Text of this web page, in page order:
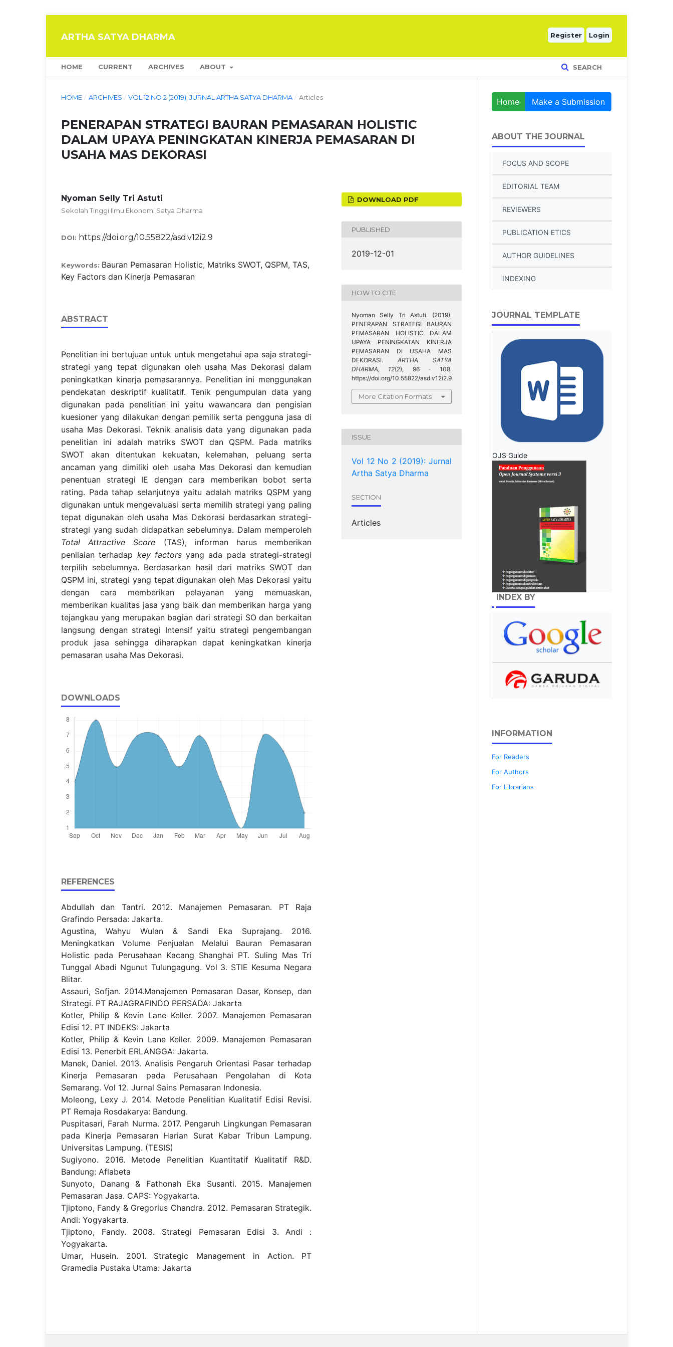
ARTHA SATYA DHARMA
HOME CURRENT ARCHIVES ABOUT SEARCH
Register Login
HOME / ARCHIVES / VOL 12 NO 2 (2019): JURNAL ARTHA SATYA DHARMA / Articles
PENERAPAN STRATEGI BAURAN PEMASARAN HOLISTIC
DALAM UPAYA PENINGKATAN KINERJA PEMASARAN DI
USAHA MAS DEKORASI
Nyoman Selly Tri Astuti
Sekolah Tinggi Ilmu Ekonomi Satya Dharma
DOI: https://doi.org/10.55822/asd.v12i2.9
Keywords: Bauran Pemasaran Holistic, Matriks SWOT, QSPM, TAS,
Key Factors dan Kinerja Pemasaran
ABSTRACT
Penelitian ini bertujuan untuk untuk mengetahui apa saja strategi-
strategi yang tepat digunakan oleh usaha Mas Dekorasi dalam
peningkatkan kinerja pemasarannya. Penelitian ini menggunakan
pendekatan deskriptif kualitatif. Tenik pengumpulan data yang
digunakan pada penelitian ini yaitu wawancara dan pengisian
kuesioner yang dilakukan dengan pemilik serta pengguna jasa di
usaha Mas Dekorasi. Teknik analisis data yang digunakan pada
penelitian ini adalah matriks SWOT dan QSPM. Pada matriks
SWOT akan ditentukan kekuatan, kelemahan, peluang serta
ancaman yang dimiliki oleh usaha Mas Dekorasi dan kemudian
penentuan strategi IE dengan cara memberikan bobot serta
rating. Pada tahap selanjutnya yaitu adalah matriks QSPM yang
digunakan untuk mengevaluasi serta memilih strategi yang paling
tepat digunakan oleh usaha Mas Dekorasi berdasarkan strategi-
strategi yang sudah didapatkan sebelumnya. Dalam memperoleh
Total Attractive Score (TAS), informan harus memberikan
penilaian terhadap key factorsyang ada pada strategi-strategi
terpilih sebelumnya. Berdasarkan hasil dari matriks SWOT dan
QSPM ini, strategi yang tepat digunakan oleh Mas Dekorasi yaitu
dengan cara memberikan pelayanan yang memuaskan,
memberikan kualitas jasa yang baik dan memberikan harga yang
tejangkau yang merupakan bagian dari strategi SO dan berkaitan
langsung dengan strategi Intensif yaitu strategi pengembangan
produk jasa sehingga diharapkan dapat keningkatkan kinerja
pemasaran usaha Mas Dekorasi.
DOWNLOADS
REFERENCES
Abdullah dan Tantri. 2012. Manajemen Pemasaran. PT Raja
Grafindo Persada: Jakarta.
Agustina, Wahyu Wulan & Sandi Eka Suprajang. 2016.
Meningkatkan Volume Penjualan Melalui Bauran Pemasaran
Holistic pada Perusahaan Kacang Shanghai PT. Suling Mas Tri
Tunggal Abadi Ngunut Tulungagung. Vol 3. STIE Kesuma Negara
Blitar.
Assauri, Sofjan. 2014.Manajemen Pemasaran Dasar, Konsep, dan
Strategi. PT RAJAGRAFINDO PERSADA: Jakarta
Kotler, Philip & Kevin Lane Keller. 2007. Manajemen Pemasaran
Edisi 12. PT INDEKS: Jakarta
Kotler, Philip & Kevin Lane Keller. 2009. Manajemen Pemasaran
Edisi 13. Penerbit ERLANGGA: Jakarta.
Manek, Daniel. 2013. Analisis Pengaruh Orientasi Pasar terhadap
Kinerja Pemasaran pada Perusahaan Pengolahan di Kota
Semarang. Vol 12. Jurnal Sains Pemasaran Indonesia.
Moleong, Lexy J. 2014. Metode Penelitian Kualitatif Edisi Revisi.
PT Remaja Rosdakarya: Bandung.
Puspitasari, Farah Nurma. 2017. Pengaruh Lingkungan Pemasaran
pada Kinerja Pemasaran Harian Surat Kabar Tribun Lampung.
Universitas Lampung. (TESIS)
Sugiyono. 2016. Metode Penelitian Kuantitatif Kualitatif R&D.
Bandung: Aflabeta
Sunyoto, Danang & Fathonah Eka Susanti. 2015. Manajemen
Pemasaran Jasa. CAPS: Yogyakarta.
Tjiptono, Fandy & Gregorius Chandra. 2012. Pemasaran Strategik.
Andi: Yogyakarta.
Tjiptono, Fandy. 2008. Strategi Pemasaran Edisi 3. Andi :
Yogyakarta.
Umar, Husein. 2001. Strategic Management in Action. PT
Gramedia Pustaka Utama: Jakarta
DOWNLOAD PDF
PUBLISHED
2019-12-01
HOW TO CITE
Nyoman Selly Tri Astuti. (2019).
PENERAPAN STRATEGI BAURAN
PEMASARAN HOLISTIC DALAM
UPAYA PENINGKATAN KINERJA
PEMASARAN DI USAHA MAS
DEKORASI. ARTHA SATYA
DHARMA, 12(2), 96 - 108.
https://doi.org/10.55822/asd.v12i2.9
More Citation Formats
ISSUE
Vol 12 No 2 (2019): Jurnal
Artha Satya Dharma
SECTION
Articles
Home Make a Submission
ABOUT THE JOURNAL
FOCUS AND SCOPE
EDITORIAL TEAM
REVIEWERS
PUBLICATION ETICS
AUTHOR GUIDELINES
INDEXING
JOURNAL TEMPLATE
OJS Guide
INDEX BY
INFORMATION
For Readers
For Authors
For Librarians